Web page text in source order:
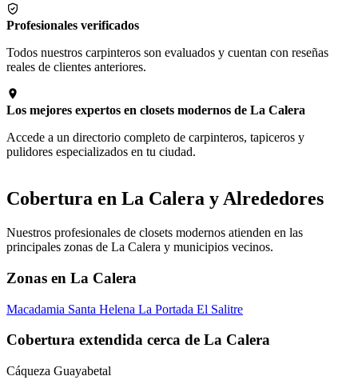
Profesionales verificados
Todos nuestros carpinteros son evaluados y cuentan con reseñas
reales de clientes anteriores.
Los mejores expertos en closets modernos de La Calera
Accede a un directorio completo de carpinteros, tapiceros y
pulidores especializados en tu ciudad.
Cobertura en La Calera y Alrededores
Nuestros profesionales de closets modernos atienden en las
principales zonas de La Calera y municipios vecinos.
Zonas en La Calera
Macadamia Santa Helena La Portada El Salitre
Cobertura extendida cerca de La Calera
Cáqueza Guayabetal